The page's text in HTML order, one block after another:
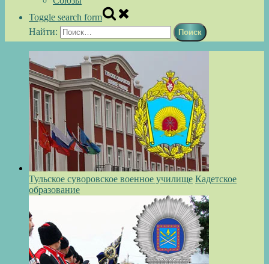
Toggle search form
Найти:
Тульское суворовское военное училище Кадетское
образование